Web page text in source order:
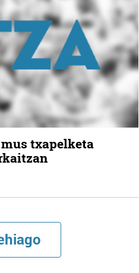
txapelketa